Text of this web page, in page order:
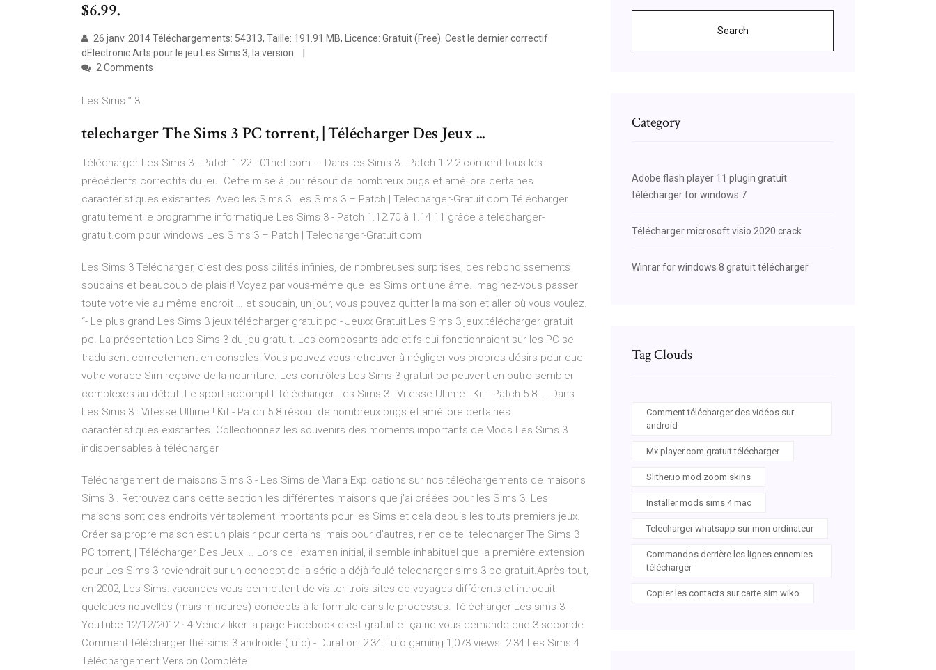
$6.99.
26 janv. 2014 Téléchargements: 54313, Taille: 191.91 MB, Licence: Gratuit (Free). Cest le dernier correctif
dElectronic Arts pour le jeu Les Sims 3, la version
2 Comments
Les Sims™ 3
telecharger The Sims 3 PC torrent, | Télécharger Des Jeux ...
Télécharger Les Sims 3 - Patch 1.22 - 01net.com ... Dans les Sims 3 - Patch 1.2.2 contient tous les
précédents correctifs du jeu. Cette mise à jour résout de nombreux bugs et améliore certaines
caractéristiques existantes. Avec les Sims 3 Les Sims 3 – Patch | Telecharger-Gratuit.com Télécharger
gratuitement le programme informatique Les Sims 3 - Patch 1.12.70 à 1.14.11 grâce à telecharger-
gratuit.com pour windows Les Sims 3 – Patch | Telecharger-Gratuit.com
Les Sims 3 Télécharger, c’est des possibilités infinies, de nombreuses surprises, des rebondissements
soudains et beaucoup de plaisir! Voyez par vous-même que les Sims ont une âme. Imaginez-vous passer
toute votre vie au même endroit … et soudain, un jour, vous pouvez quitter la maison et aller où vous voulez.
“- Le plus grand Les Sims 3 jeux télécharger gratuit pc - Jeuxx Gratuit Les Sims 3 jeux télécharger gratuit
pc. La présentation Les Sims 3 du jeu gratuit. Les composants addictifs qui fonctionnaient sur les PC se
traduisent correctement en consoles! Vous pouvez vous retrouver à négliger vos propres désirs pour que
votre vorace Sim reçoive de la nourriture. Les contrôles Les Sims 3 gratuit pc peuvent en outre sembler
complexes au début. Le sport accomplit Télécharger Les Sims 3 : Vitesse Ultime ! Kit - Patch 5.8 ... Dans
Les Sims 3 : Vitesse Ultime ! Kit - Patch 5.8 résout de nombreux bugs et améliore certaines
caractéristiques existantes. Collectionnez les souvenirs des moments importants de Mods Les Sims 3
indispensables à télécharger
Téléchargement de maisons Sims 3 - Les Sims de Vlana Explications sur nos téléchargements de maisons
Sims 3 . Retrouvez dans cette section les différentes maisons que j'ai créées pour les Sims 3. Les
maisons sont des endroits véritablement importants pour les Sims et cela depuis les touts premiers jeux.
Créer sa propre maison est un plaisir pour certains, mais pour d'autres, rien de tel telecharger The Sims 3
PC torrent, | Télécharger Des Jeux ... Lors de l’examen initial, il semble inhabituel que la première extension
pour Les Sims 3 reviendrait sur un concept de la série a déjà foulé telecharger sims 3 pc gratuit.Après tout,
en 2002, Les Sims: vacances vous permettent de visiter trois sites de voyages différents et introduit
quelques nouvelles (mais mineures) concepts à la formule dans le processus. Télécharger Les sims 3 -
YouTube 12/12/2012 · 4.Venez liker la page Facebook c'est gratuit et ça ne vous demande que 3 seconde
Comment télécharger thé sims 3 androide (tuto) - Duration: 2:34. tuto gaming 1,073 views. 2:34 Les Sims 4
Téléchargement Version Complète
Search
Category
Adobe flash player 11 plugin gratuit
télécharger for windows 7
Télécharger microsoft visio 2020 crack
Winrar for windows 8 gratuit télécharger
Tag Clouds
Comment télécharger des vidéos sur
android
Mx player.com gratuit télécharger
Slither.io mod zoom skins
Installer mods sims 4 mac
Telecharger whatsapp sur mon ordinateur
Commandos derrière les lignes ennemies
télécharger
Copier les contacts sur carte sim wiko